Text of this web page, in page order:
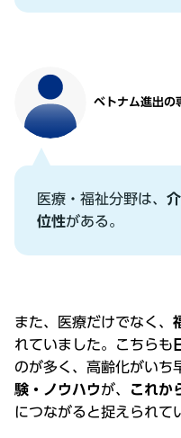
ベトナム進出の
医療・福祉分野は、
位性がある。
また、医療だけでなく、
れていました。こちらも
のが多く、⾼齢化がいち
験・ノウハウが、
これか
につながると捉えられて